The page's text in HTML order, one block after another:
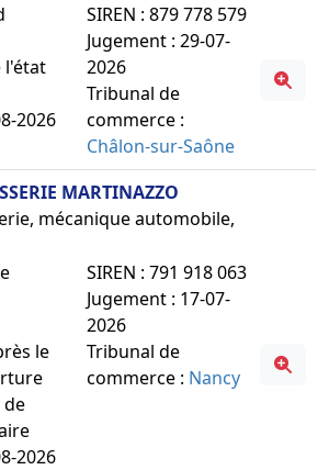
l'état
2026
SIREN : 879 778 579
Jugement : 29-07-
2026
Tribunal de
commerce :
Châlon-sur-Saône
MARTINAZZO
mécanique automobile,
le
2026
SIREN : 791 918 063
Jugement : 17-07-
2026
Tribunal de
commerce : Nancy